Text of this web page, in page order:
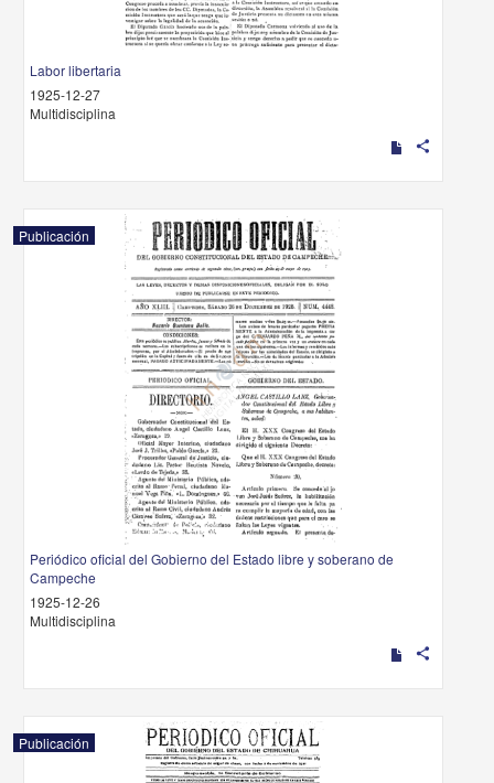
Labor libertaria
1925-12-27
Multidisciplina
share
Publicación
Periódico oficial del Gobierno del Estado libre y soberano de
Campeche
1925-12-26
Multidisciplina
share
Publicación